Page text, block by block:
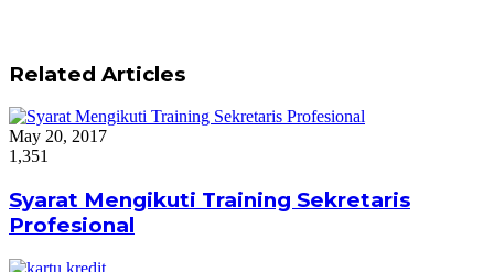
Related Articles
May 20, 2017
1,351
Syarat Mengikuti Training Sekretaris
Profesional